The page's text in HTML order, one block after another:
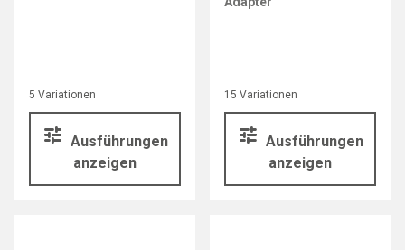
5 Variationen
Ausführungen
anzeigen
15 Variationen
Ausführungen
anzeigen